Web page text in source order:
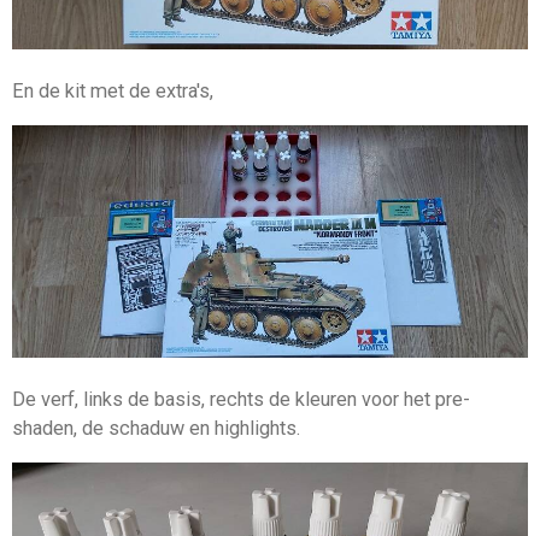
En de kit met de extra's,
De verf, links de basis, rechts de kleuren voor het pre-
shaden, de schaduw en highlights.